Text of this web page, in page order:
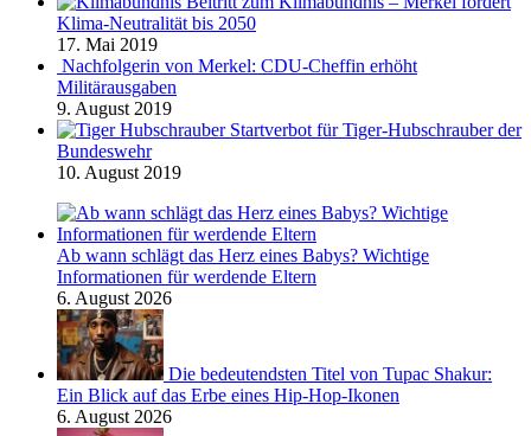
Klima-Neutralität bis 2050
17. Mai 2019
Nachfolgerin von Merkel: CDU-Cheffin erhöht
Militärausgaben
9. August 2019
Startverbot für Tiger-Hubschrauber der
Bundeswehr
10. August 2019
Ab wann schlägt das Herz eines Babys? Wichtige
Informationen für werdende Eltern
6. August 2026
Die bedeutendsten Titel von Tupac Shakur:
Ein Blick auf das Erbe eines Hip-Hop-Ikonen
6. August 2026